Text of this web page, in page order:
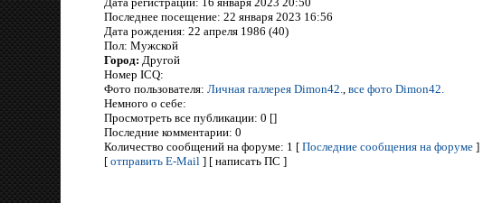
Последнее посещение: 22 января 2023 16:56
Дата рождения: 22 апреля 1986 (40)
Пол: Мужской
Город: Другой
Номер ICQ:
Фото пользователя: Личная галлерея Dimon42., все фото Dimon42.
Немного о себе:
Просмотреть все публикации: 0 []
Последние комментарии: 0
Количество сообщений на форуме: 1 [ Последние сообщения на форуме ]
[ отправить E-Mail ] [ написать ПС ]